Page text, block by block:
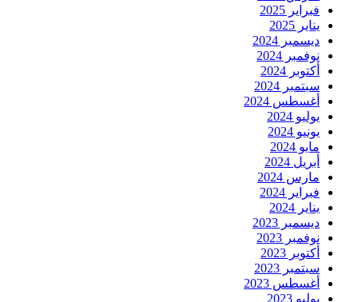
فبراير 2025
يناير 2025
ديسمبر 2024
نوفمبر 2024
أكتوبر 2024
سبتمبر 2024
أغسطس 2024
يوليو 2024
يونيو 2024
مايو 2024
أبريل 2024
مارس 2024
فبراير 2024
يناير 2024
ديسمبر 2023
نوفمبر 2023
أكتوبر 2023
سبتمبر 2023
أغسطس 2023
يوليو 2023